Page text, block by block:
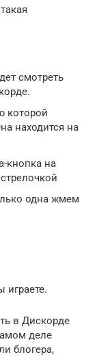
смотреть
которой
находится на
кнопка на
одна жмем
играете.
в Дискорде
деле
блогера,